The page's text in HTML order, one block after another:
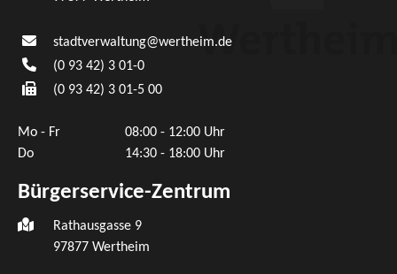
stadtverwaltung@wertheim.de
(0 93 42) 3 01-0
(0 93 42) 3 01-5 00
Mo - Fr
08:00 - 12:00 Uhr
Do
14:30 - 18:00 Uhr
Bürgerservice-Zentrum
Rathausgasse 9
97877 Wertheim